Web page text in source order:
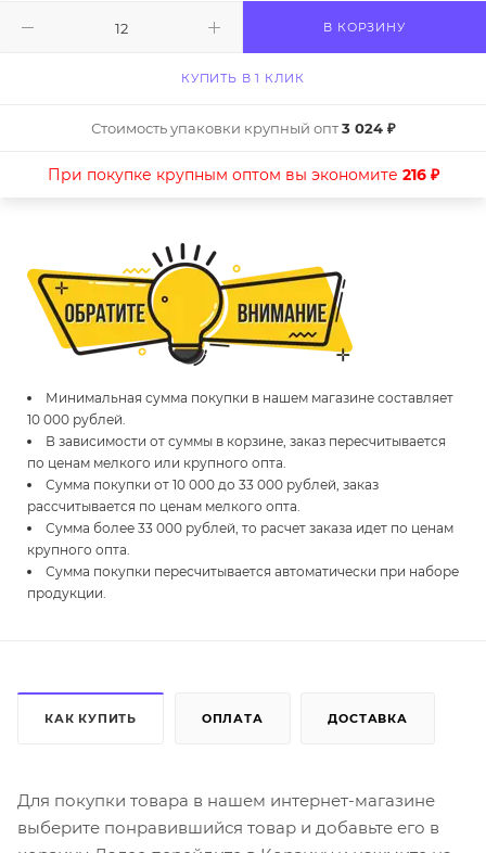
В КОРЗИНУ
КУПИТЬ В 1 КЛИК
Стоимость упаковки крупный опт3 024 ₽
При покупке крупным оптом вы экономите 216 ₽
Минимальная сумма покупки в нашем магазине составляет
10 000 рублей.
В зависимости от суммы в корзине, заказ пересчитывается
по ценам мелкого или крупного опта.
Сумма покупки от 10 000 до 33 000 рублей, заказ
рассчитывается по ценам мелкого опта.
Сумма более 33 000 рублей, то расчет заказа идет по ценам
крупного опта.
Сумма покупки пересчитывается автоматически при наборе
продукции.
КАК КУПИТЬ ОПЛАТА ДОСТАВКА
Для покупки товара в нашем интернет-магазине
выберите понравившийся товар и добавьте его в